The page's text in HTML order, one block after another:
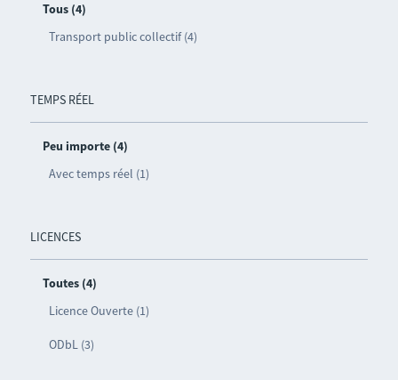
Tous (4)
Transport public collectif (4)
TEMPS RÉEL
Peu importe (4)
Avec temps réel (1)
LICENCES
Toutes (4)
Licence Ouverte (1)
ODbL (3)